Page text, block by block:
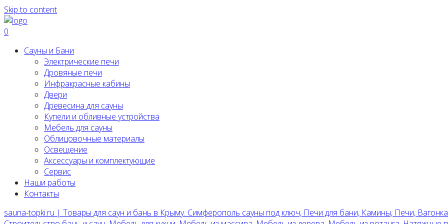
Skip to content
0
Сауны и Бани
Электрические печи
Дровяные печи
Инфракрасные кабины
Двери
Древесина для сауны
Купели и обливные устройства
Мебель для сауны
Облицовочные материалы
Освещение
Аксессуары и комплектующие
Сервис
Наши работы
Контакты
sauna-topki.ru | Товары для саун и бань в Крыму. Симферополь сауны под ключ, Печи для бани, Камины, Печи,